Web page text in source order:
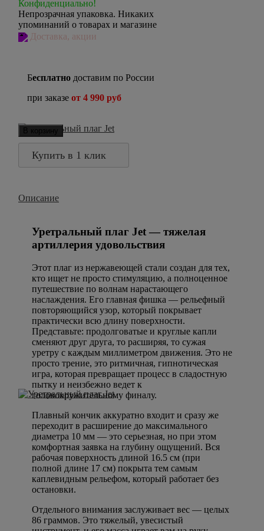
Конфиденциально!
Непрозрачная упаковка. Никаких
упоминаний о товарах и магазине
Доставка, акции
Бесплатно доставим по России
при заказе от 4 990 руб
В корзину
Купить в 1 клик
Описание
Уретральный плаг Jet — тяжелая
артиллерия удовольствия
Этот плаг из нержавеющей стали создан для тех,
кто ищет не просто стимуляцию, а полноценное
путешествие по волнам нарастающего
наслаждения. Его главная фишка — рельефный
повторяющийся узор, который покрывает
практически всю длину поверхности.
Представьте: продолговатые и круглые капли
сменяют друг друга, то расширяя, то сужая
уретру с каждым миллиметром движения. Это не
просто трение, это ритмичная, гипнотическая
игра, которая превращает процесс в сладостную
пытку и неизбежно ведет к
головокружительному финалу.
Плавный кончик аккуратно входит и сразу же
переходит в расширение до максимального
диаметра 10 мм — это серьезная, но при этом
комфортная заявка на глубину ощущений. Вся
рабочая поверхность длиной 16.5 см (при
полной длине 17 см) покрыта тем самым
каплевидным рельефом, который работает без
остановки.
Отдельного внимания заслуживает вес — целых
86 граммов. Это тяжелый, увесистый